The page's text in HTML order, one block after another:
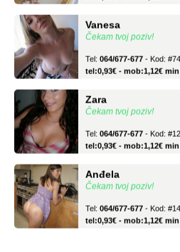
Čekam tvoj poziv!
tel:0,93€ - mob:1,12€ min
Čekam tvoj poziv!
tel:0,93€ - mob:1,12€ min
Čekam tvoj poziv!
tel:0,93€ - mob:1,12€ min